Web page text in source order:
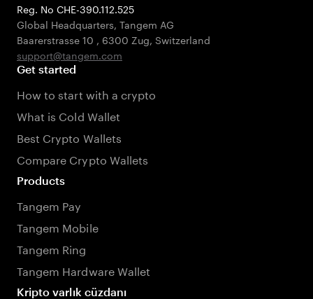
Reg. No CHE-390.112.525
Global Headquarters, Tangem AG
Baarerstrasse 10 , 6300 Zug, Switzerland
support@tangem.com
Get started
How to start with a crypto
What is Cold Wallet
Best Crypto Wallets
Compare Crypto Wallets
Products
Tangem Pay
Tangem Mobile
Tangem Ring
Tangem Hardware Wallet
Kripto varlık cüzdanı